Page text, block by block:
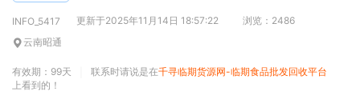
INFO_5417 更新于2025年11月14日 18:57:22
浏览：2486
云南昭通
有效期：99天 联系时请说是在千寻临期货源网-临期食品批发回收平台
上看到的！